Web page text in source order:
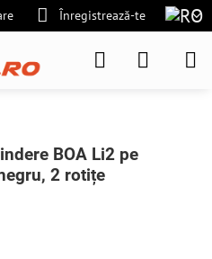
Înregistrează-te
BOA Li2 pe
2 rotițe